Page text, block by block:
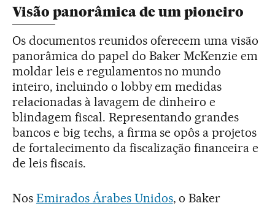
Visão panorâmica de um pioneiro
Os documentos reunidos oferecem uma visão
panorâmica do papel do Baker McKenzie em
moldar leis e regulamentos no mundo
inteiro, incluindo o lobby em medidas
relacionadas à lavagem de dinheiro e
blindagem fiscal. Representando grandes
bancos e big techs, a firma se opôs a projetos
de fortalecimento da fiscalização financeira e
de leis fiscais.
Nos Emirados Árabes Unidos, o Baker